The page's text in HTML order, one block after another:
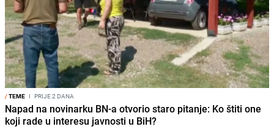
/TEME I PRIJE 2 DANA
Napad na novinarku BN-a otvorio staro pitanje: Ko štiti one
koji rade u interesu javnosti u BiH?